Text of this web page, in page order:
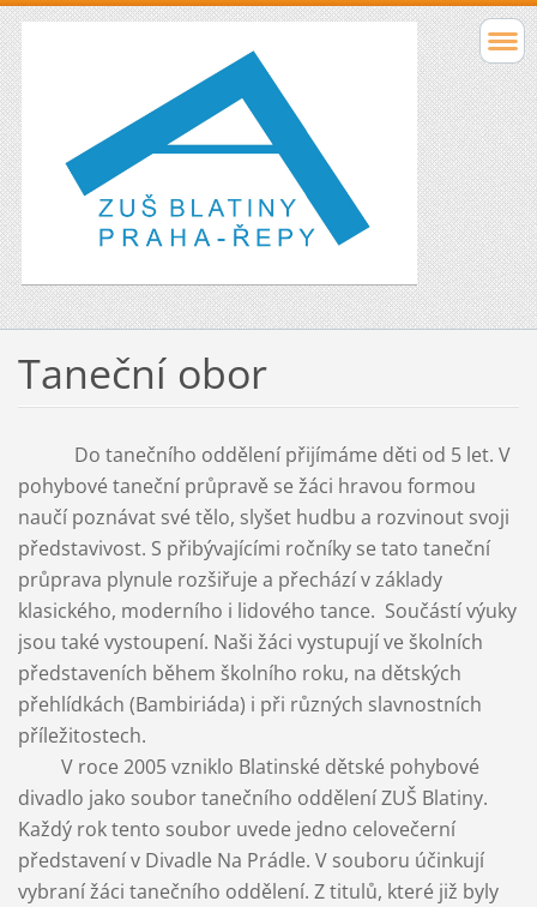
Taneční obor
Do tanečního oddělení přijímáme děti od 5 let. V
pohybové taneční průpravě se žáci hravou formou
naučí poznávat své tělo, slyšet hudbu a rozvinout svoji
představivost. S přibývajícími ročníky se tato taneční
průprava plynule rozšiřuje a přechází v základy
klasického, moderního i lidového tance. Součástí výuky
jsou také vystoupení. Naši žáci vystupují ve školních
představeních během školního roku, na dětských
přehlídkách (Bambiriáda) i při různých slavnostních
příležitostech.
V roce 2005 vzniklo Blatinské dětské pohybové
divadlo jako soubor tanečního oddělení ZUŠ Blatiny.
Každý rok tento soubor uvede jedno celovečerní
představení v Divadle Na Prádle. V souboru účinkují
vybraní žáci tanečního oddělení. Z titulů, které již byly